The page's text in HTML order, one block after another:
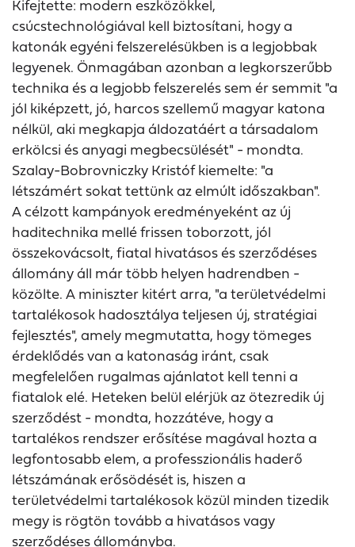
Kifejtette: modern eszközökkel,
csúcstechnológiával kell biztosítani, hogy a
katonák egyéni felszerelésükben is a legjobbak
legyenek. Önmagában azonban a legkorszerűbb
technika és a legjobb felszerelés sem ér semmit "a
jól kiképzett, jó, harcos szellemű magyar katona
nélkül, aki megkapja áldozatáért a társadalom
erkölcsi és anyagi megbecsülését" - mondta.
Szalay-Bobrovniczky Kristóf kiemelte: "a
létszámért sokat tettünk az elmúlt időszakban".
A célzott kampányok eredményeként az új
haditechnika mellé frissen toborzott, jól
összekovácsolt, fiatal hivatásos és szerződéses
állomány áll már több helyen hadrendben -
közölte. A miniszter kitért arra, "a területvédelmi
tartalékosok hadosztálya teljesen új, stratégiai
fejlesztés", amely megmutatta, hogy tömeges
érdeklődés van a katonaság iránt, csak
megfelelően rugalmas ajánlatot kell tenni a
fiatalok elé. Heteken belül elérjük az ötezredik új
szerződést - mondta, hozzátéve, hogy a
tartalékos rendszer erősítése magával hozta a
legfontosabb elem, a professzionális haderő
létszámának erősödését is, hiszen a
területvédelmi tartalékosok közül minden tizedik
megy is rögtön tovább a hivatásos vagy
szerződéses állományba.